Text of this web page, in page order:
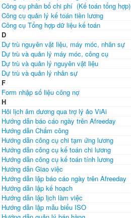
Công cụ phân bổ chi phí (Kế toán tổng hợp)
Công cụ quản lý kế toán tiền lương
Công cụ Tổng hợp dữ liệu kế toán
D
Dự trù nguyên vật liệu, máy móc, nhân sự
Dự trù và quản lý máy móc, công cụ
Dự trù và quản lý nguyên vật liệu
Dự trù và quản lý nhân sự
F
Form nhập số liệu công nợ
H
Hỏi lịch âm dương qua trợ lý ảo ViAi
Hướng dẫn báo cáo ngày trên Afreeday
Hướng dẫn Chấm công
Hướng dẫn công cụ chi tạm ứng lương
Hướng dẫn công cụ kế toán chi lương
Hướng dẫn công cụ kế toán tính lương
Hướng dẫn Giao việc
Hướng dẫn lập báo cáo ngày trên Afreeday
Hướng dẫn lập kế hoạch
Hướng dẫn lập lịch làm việc
Hướng dẫn lập mẫu biểu ISO